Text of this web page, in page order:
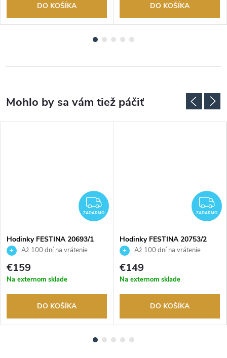
DO KOŠÍKA DO KOŠÍKA
ZADARMO
ZADARMO
Hodinky FESTINA 20693/1
Až 100 dní na vrátenie
tovaru. Autorizovaný predajca.
€159
Na externom sklade
DO KOŠÍKA
ZADARMO
Hodinky FESTINA 20753/2
Až 100 dní na vrátenie
tovaru. Autorizovaný predajca.
€149
Na externom sklade
DO KOŠÍKA